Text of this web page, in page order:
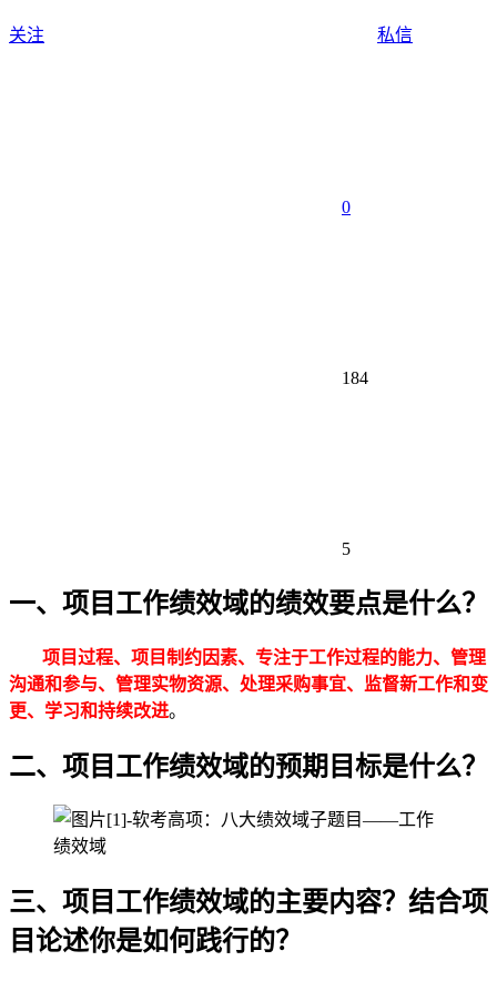
关注 私信
0
184
5
一、项目工作绩效域的绩效要点是什么？
项目过程、项目制约因素、专注于工作过程的能力、管理
沟通和参与、管理实物资源、处理采购事宜、监督新工作和变
更、学习和持续改进。
二、项目工作绩效域的预期目标是什么？
三、项目工作绩效域的主要内容？结合项
目论述你是如何践行的？